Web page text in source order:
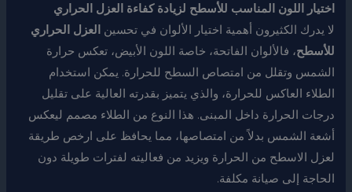
اختيار اللون المناسب للأسطح لزيادة كفاءة العزل الحراري
لا يدرك الكثيرون أهمية اختيار الألوان في تحسين العزل الحراري
للأسطح، فالألوان الفاتحة، خاصة اللون الأبيض، تعكس حرارة
الشمس وتقلل من امتصاص السطح للحرارة. يمكن استخدام
الطلاء العاكس للحرارة، والذي يتميز بقدرته العالية على تقليل
درجات الحرارة داخل المبنى. هذا النوع من الطلاء مصمم ليعكس
أشعة الشمس بدلاً من امتصاصها، مما يحافظ على ارخص طريقة
لعزل الاسطح من الحرارة ويزيد من فعاليته لفترات طويلة دون
الحاجة إلى صيانة مكلفة.